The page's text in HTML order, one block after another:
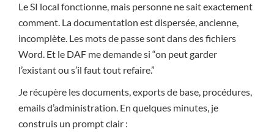
Le SI local fonctionne, mais personne ne sait exactement
comment. La documentation est dispersée, ancienne,
incomplète. Les mots de passe sont dans des fichiers
Word. Et le DAF me demande si “on peut garder
l’existant ou s’il faut tout refaire.”
Je récupère les documents, exports de base, procédures,
emails d’administration. En quelques minutes, je
construis un prompt clair :